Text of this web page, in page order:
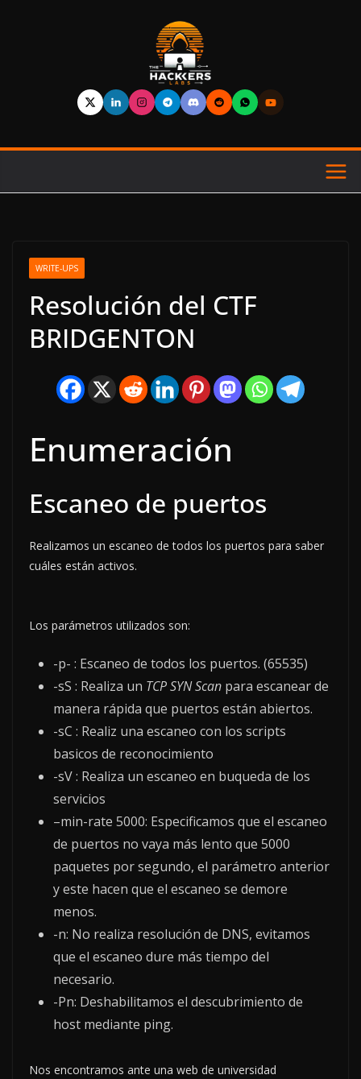
WRITE-UPS
Resolución del CTF
BRIDGENTON
Enumeración
Escaneo de puertos
Realizamos un escaneo de todos los puertos para saber
cuáles están activos.
Los parámetros utilizados son:
-p- : Escaneo de todos los puertos. (65535)
-sS : Realiza un TCP SYN Scan para escanear de
manera rápida que puertos están abiertos.
-sC : Realiz una escaneo con los scripts
basicos de reconocimiento
-sV : Realiza un escaneo en buqueda de los
servicios
–min-rate 5000: Especificamos que el escaneo
de puertos no vaya más lento que 5000
paquetes por segundo, el parámetro anterior
y este hacen que el escaneo se demore
menos.
-n: No realiza resolución de DNS, evitamos
que el escaneo dure más tiempo del
necesario.
-Pn: Deshabilitamos el descubrimiento de
host mediante ping.
Nos encontramos ante una web de universidad